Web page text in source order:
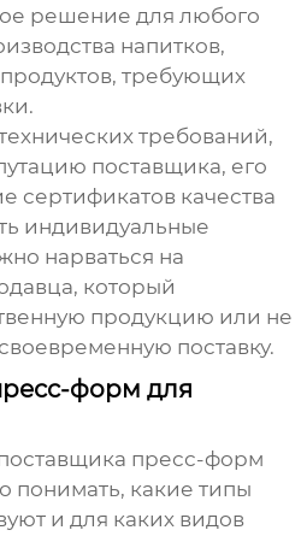
решение для любого
напитков,
требующих
требований,
поставщика, его
сертификатов качества
индивидуальные
нарваться на
который
продукцию или не
поставку.
форм для
пресс-форм
понимать, какие типы
и для каких видов